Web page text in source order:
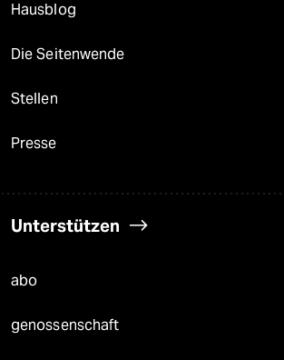
Hausblog
Die Seitenwende
Stellen
Presse
Unterstützen
abo
genossenschaft